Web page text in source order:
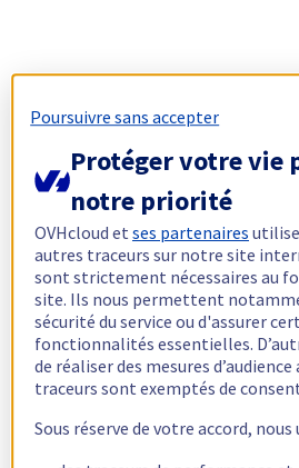
Poursuivre sans accepter
Protéger votre vie
notre priorité
OVHcloud etses partenaires
autres traceurs sur notre site
sont strictement nécessaires au
site. Ils nous permettent
sécurité du service ou d'assurer
fonctionnalités essentielles.
de réaliser des mesures d’audience
traceurs sont exemptés de
Sous réserve de votre accord,